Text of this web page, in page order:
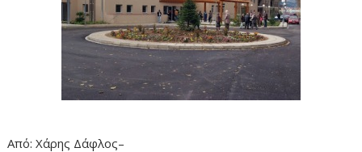
Από: Χάρης Δάφλος–